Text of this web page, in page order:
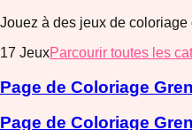
Jouez à des jeux de
17 JeuxParcourir toutes les
Page de Coloriage
Page de Coloriage